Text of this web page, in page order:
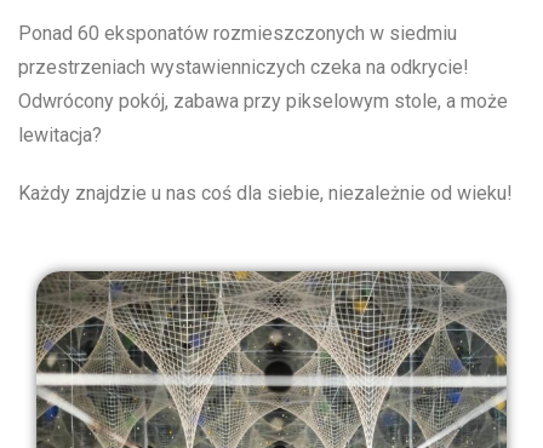
Ponad 60 eksponatów rozmieszczonych w siedmiu
przestrzeniach wystawienniczych czeka na odkrycie!
Odwrócony pokój, zabawa przy pikselowym stole, a może
lewitacja?
Każdy znajdzie u nas coś dla siebie, niezależnie od wieku!